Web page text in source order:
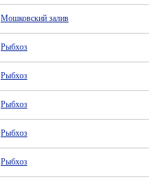
Мошковский залив
Рыбхоз
Рыбхоз
Рыбхоз
Рыбхоз
Рыбхоз